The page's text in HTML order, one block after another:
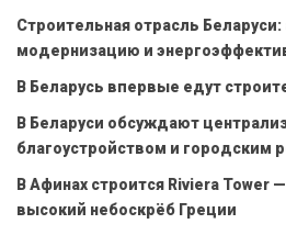
Строительная отрасль Беларуси:
модернизацию и
В Беларусь впервые едут
В Беларуси обсуждают
благоустройством и городским
В Афинах строится Riviera Tower
высокий небоскрёб Греции